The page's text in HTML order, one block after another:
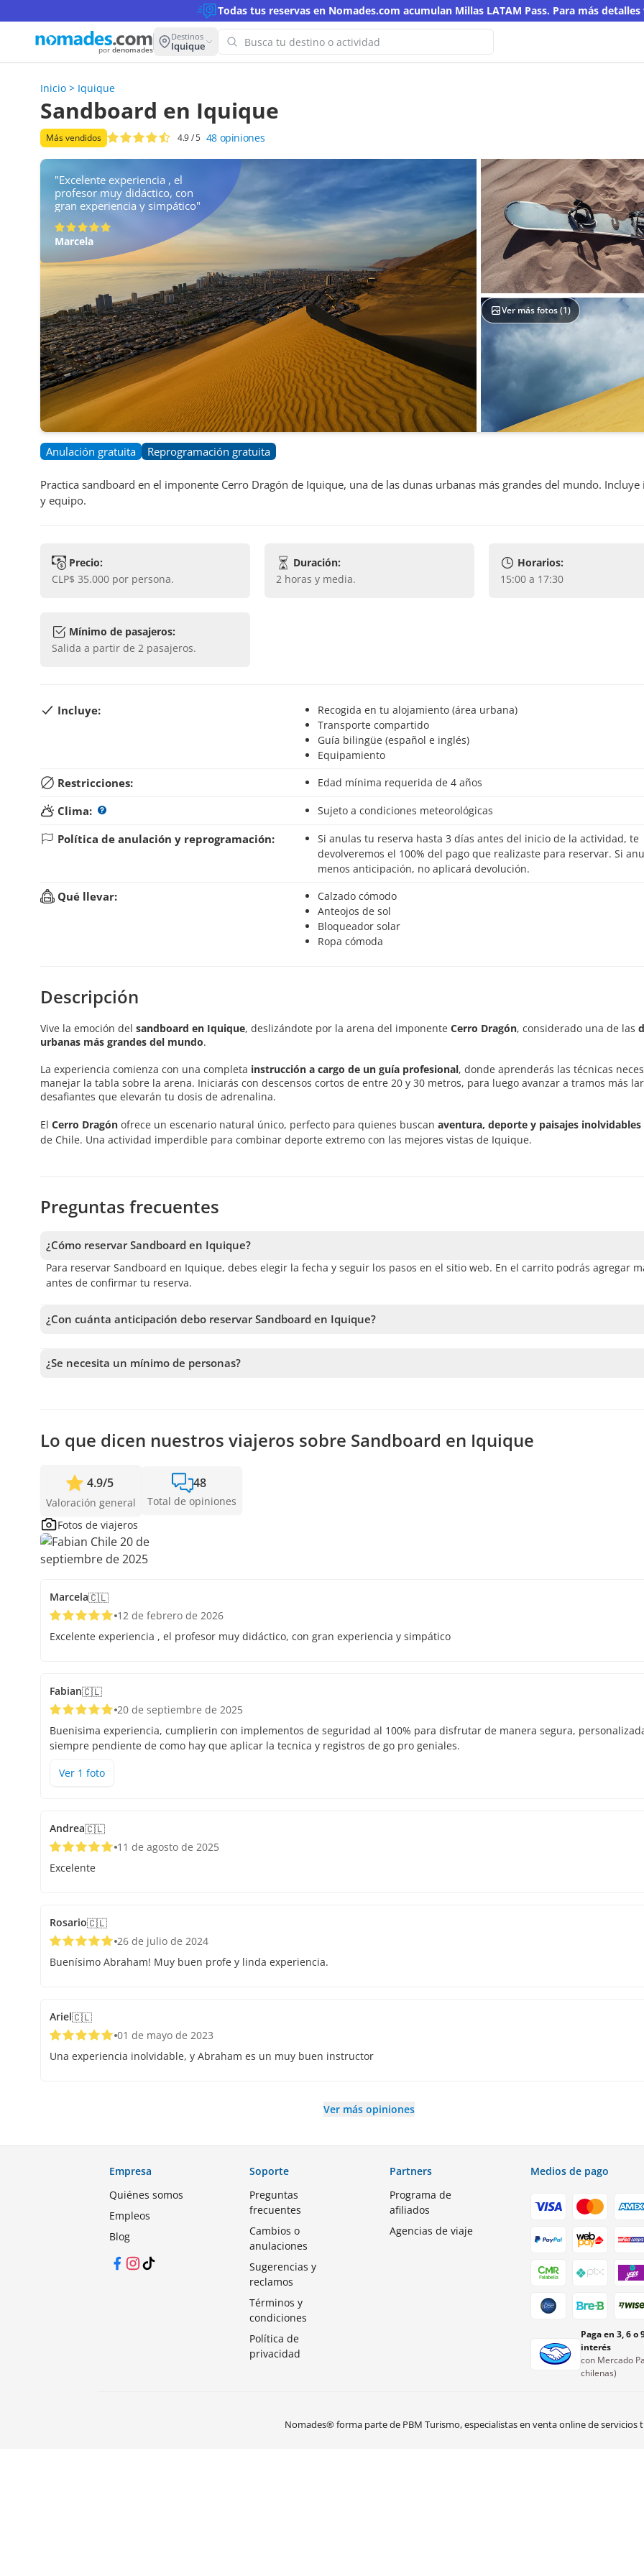
Todas tus reservas en Nomades.com acumulan Millas LATAM Pass. Para más
por denomades
Destinos
Iquique
para esta búsqueda
Intenta con otra palabra clave
Ver más fotos (1)
"Excelente experiencia , el
profesor muy didáctico, con
gran experiencia y simpático"
Marcela
Inicio > Iquique
Sandboard en Iquique
Más vendidos 4.9/ 5 48 opiniones
Anulación gratuita Reprogramación gratuita
Practica sandboard en el imponente Cerro Dragón de Iquique, una de las dunas urbanas más grandes del mundo.
y equipo.
Precio:
CLP$ 35.000 por persona.
Duración:
2 horas y media.
Horarios:
15:00 a 17:30
Mínimo de pasajeros:
Salida a partir de 2 pasajeros.
Incluye:
Recogida en tu alojamiento (área urbana)
Transporte compartido
Guía bilingüe (español e inglés)
Equipamiento
Restricciones: Edad mínima requerida de 4 años
Clima: Sujeto a condiciones meteorológicas
Política de anulación y reprogramación:
Si anulas tu reserva hasta 3 días antes del inicio de la actividad, te
devolveremos el 100% del pago que realizaste para reservar. Si
menos anticipación, no aplicará devolución.
Qué llevar:
Calzado cómodo
Anteojos de sol
Bloqueador solar
Ropa cómoda
Descripción
Vive la emoción del sandboard en Iquique, deslizándote por la arena del imponente Cerro Dragón, considerado una de las
urbanas más grandes del mundo.
La experiencia comienza con una completa instrucción a cargo de un guía profesional, donde aprenderás las técnicas
manejar la tabla sobre la arena. Iniciarás con descensos cortos de entre 20 y 30 metros, para luego avanzar a tramos más
desafiantes que elevarán tu dosis de adrenalina.
El Cerro Dragón ofrece un escenario natural único, perfecto para quienes buscan aventura, deporte y paisajes inolvidables
de Chile. Una actividad imperdible para combinar deporte extremo con las mejores vistas de Iquique.
Preguntas frecuentes
¿Cómo reservar Sandboard en Iquique?
Para reservar Sandboard en Iquique, debes elegir la fecha y seguir los pasos en el sitio web. En el carrito podrás agregar
antes de confirmar tu reserva.
¿Con cuánta anticipación debo reservar Sandboard en Iquique?
anticipación posible para asegurar los cupos.
¿Se necesita un mínimo de personas?
Lo que dicen nuestros viajeros sobre Sandboard en Iquique
4.9/5
Valoración general
48
Total de opiniones
Fotos de viajeros
Marcela🇨🇱
12 de febrero de 2026
Excelente experiencia , el profesor muy didáctico, con gran experiencia y simpático
Fabian🇨🇱
20 de septiembre de 2025
Buenisima experiencia, cumplierin con implementos de seguridad al 100% para disfrutar de manera segura,
siempre pendiente de como hay que aplicar la tecnica y registros de go pro geniales.
Ver 1 foto
Andrea🇨🇱
11 de agosto de 2025
Excelente
Rosario🇨🇱
26 de julio de 2024
Buenísimo Abraham! Muy buen profe y linda experiencia.
Ariel🇨🇱
01 de mayo de 2023
Una experiencia inolvidable, y Abraham es un muy buen instructor
Ver más opiniones
Empresa
Quiénes somos
Empleos
Blog
Facebook
Instagram
TikTok
Soporte
Preguntas
frecuentes
Cambios o
anulaciones
Sugerencias y
reclamos
Términos y
condiciones
Política de
privacidad
Partners
Programa de
afiliados
Agencias de viaje
Medios de pago
Paga en 3, 6 o
interés
con Mercado
chilenas)
Nomades® forma parte de PBM Turismo, especialistas en venta online de servicios